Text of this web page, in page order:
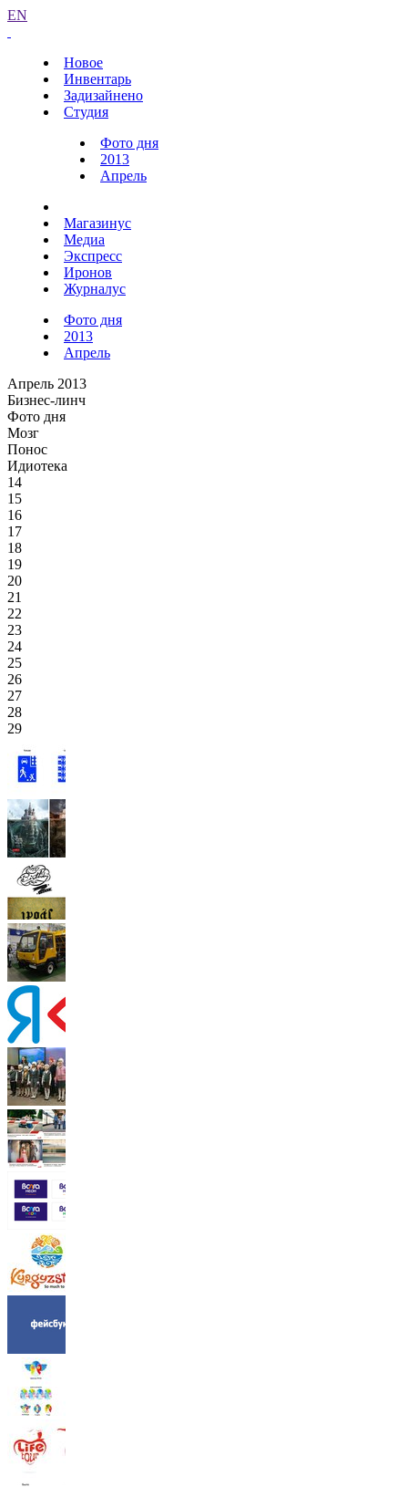
EN
Новое
Инвентарь
Задизайнено
Студия
Фото дня
2013
Апрель
Магазинус
Медиа
Экспресс
Иронов
Журналус
Фото дня
2013
Апрель
Апрель 2013
Бизнес-линч
Фото дня
Мозг
Понос
Идиотека
14
15
16
17
18
19
20
21
22
23
24
25
26
27
28
29